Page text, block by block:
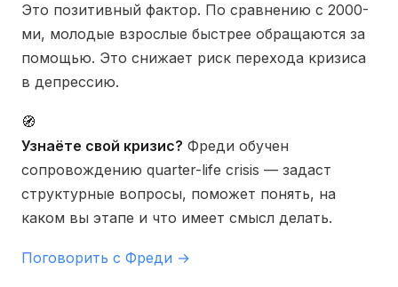
Это позитивный фактор. По сравнению с 2000-
ми, молодые взрослые быстрее обращаются за
помощью. Это снижает риск перехода кризиса
в депрессию.
🧭
Узнаёте свой кризис? Фреди обучен
сопровождению quarter-life crisis — задаст
структурные вопросы, поможет понять, на
каком вы этапе и что имеет смысл делать.
Поговорить с Фреди →